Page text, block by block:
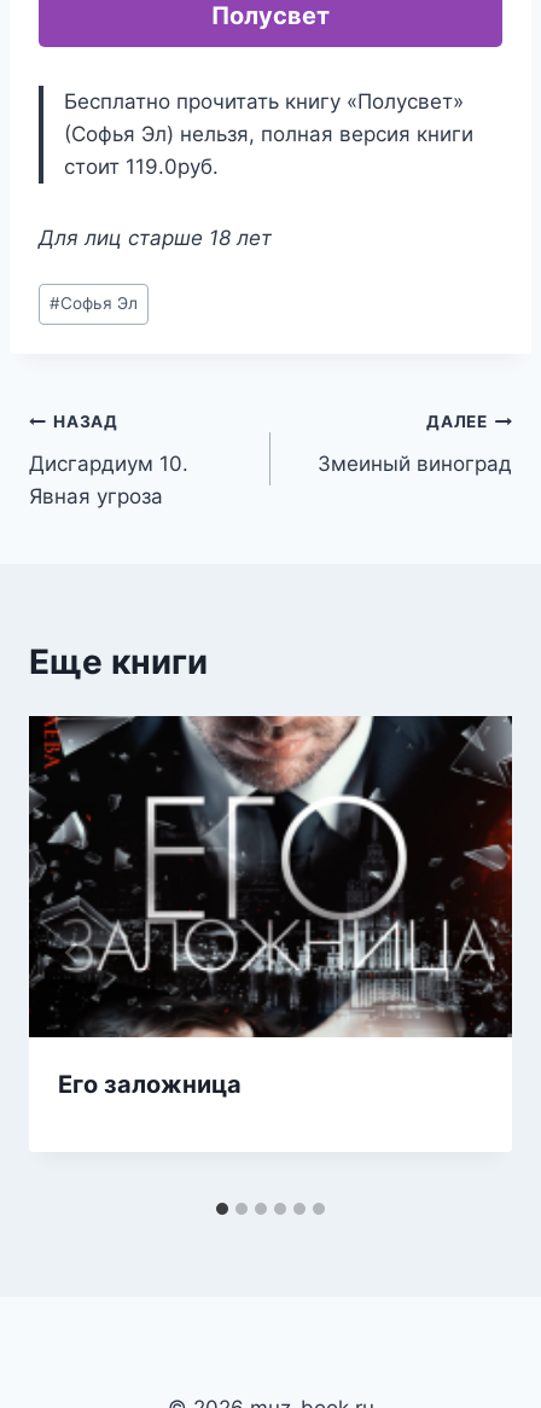
Полусвет
Бесплатно прочитать книгу «Полусвет»
(Софья Эл) нельзя, полная версия книги
стоит 119.0руб.
Для лиц старше 18 лет
Метки
записи:
#Софья Эл
Навигация
по
НАЗАД
Дисгардиум 10.
Явная угроза
ДАЛЕЕ
Змеиный виноград
Еще книги
Его заложница